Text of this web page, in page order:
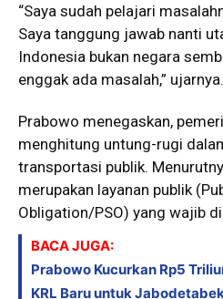
“Saya sudah pelajari
Saya tanggung jawab nanti
Indonesia bukan negara
enggak ada masalah,” ujarnya.
Prabowo menegaskan,
menghitung untung-rugi
transportasi publik.
merupakan layanan publik
Obligation/PSO) yang wajib
BACA JUGA:
Prabowo Kucurkan Rp5
KRL Baru untuk